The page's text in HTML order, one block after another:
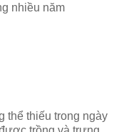
nhiều năm
thể thiếu trong ngày